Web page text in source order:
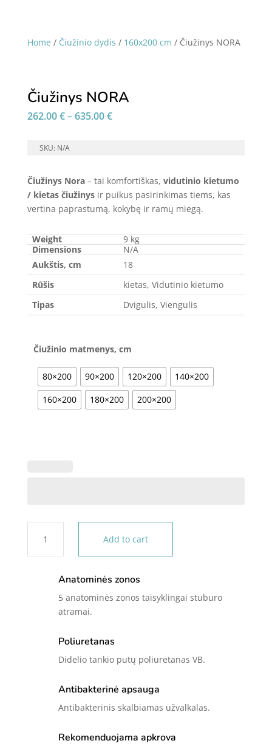
Home / Čiužinio dydis / 160x200 cm / Čiužinys NORA
Čiužinys NORA
262.00€–635.00€Price
SKU: N/A
Čiužinys Nora– tai komfortiškas, vidutinio kietumo
/ kietas čiužinysir puikus pasirinkimas tiems, kas
vertina paprastumą, kokybę ir ramų miegą.
Weight
9 kg
Dimensions
N/A
Aukštis, cm
18
Rūšis
kietas, Vidutinio kietumo
Tipas
Dvigulis, Viengulis
Čiužinio matmenys, cm
80×200 90×200 120×200
140×200
160×200
180×200 200×200
NORA
quantity
Add to cart
Anatominės zonos
5 anatominės zonos taisyklingai stuburo
atramai.
Poliuretanas
Didelio tankio putų poliuretanas VB.
Antibakterinė apsauga
Antibakterinis skalbiamas užvalkalas.
Rekomenduojama apkrova